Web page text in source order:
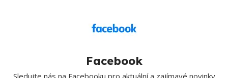
Facebook
Sledujte nás na Facebooku pro aktuální a zajímavé novinky